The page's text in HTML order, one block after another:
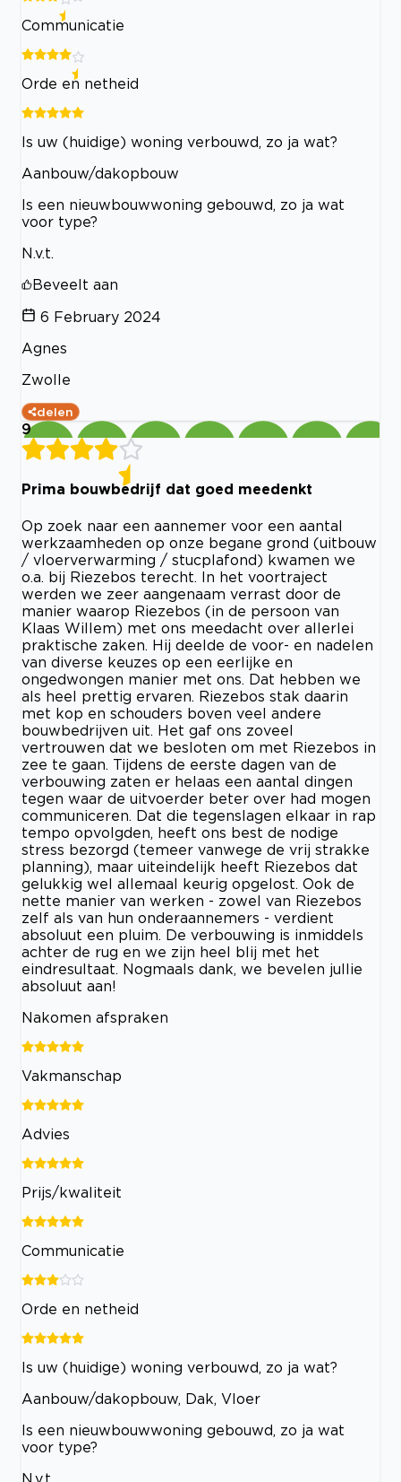
Communicatie
Orde en netheid
Is uw (huidige) woning verbouwd, zo ja wat?
Aanbouw/dakopbouw
Is een nieuwbouwwoning gebouwd, zo ja wat
voor type?
N.v.t.
Beveelt aan
6 February 2024
Agnes
Zwolle
delen
9
Prima bouwbedrijf dat goed meedenkt
Op zoek naar een aannemer voor een aantal
werkzaamheden op onze begane grond (uitbouw
/ vloerverwarming / stucplafond) kwamen we
o.a. bij Riezebos terecht. In het voortraject
werden we zeer aangenaam verrast door de
manier waarop Riezebos (in de persoon van
Klaas Willem) met ons meedacht over allerlei
praktische zaken. Hij deelde de voor- en nadelen
van diverse keuzes op een eerlijke en
ongedwongen manier met ons. Dat hebben we
als heel prettig ervaren. Riezebos stak daarin
met kop en schouders boven veel andere
bouwbedrijven uit. Het gaf ons zoveel
vertrouwen dat we besloten om met Riezebos in
zee te gaan. Tijdens de eerste dagen van de
verbouwing zaten er helaas een aantal dingen
tegen waar de uitvoerder beter over had mogen
communiceren. Dat die tegenslagen elkaar in rap
tempo opvolgden, heeft ons best de nodige
stress bezorgd (temeer vanwege de vrij strakke
planning), maar uiteindelijk heeft Riezebos dat
gelukkig wel allemaal keurig opgelost. Ook de
nette manier van werken - zowel van Riezebos
zelf als van hun onderaannemers - verdient
absoluut een pluim. De verbouwing is inmiddels
achter de rug en we zijn heel blij met het
eindresultaat. Nogmaals dank, we bevelen jullie
absoluut aan!
Nakomen afspraken
Vakmanschap
Advies
Prijs/kwaliteit
Communicatie
Orde en netheid
Is uw (huidige) woning verbouwd, zo ja wat?
Aanbouw/dakopbouw, Dak, Vloer
Is een nieuwbouwwoning gebouwd, zo ja wat
voor type?
N.v.t.